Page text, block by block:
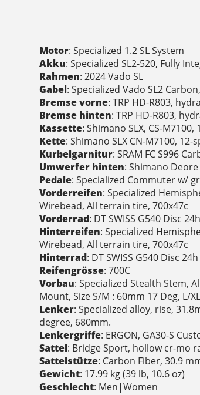
Motor: Specialized 1.2 SL System
Akku: Specialized SL2-520, Fully
Rahmen: 2024 Vado SL
Gabel: Specialized Vado SL2
Bremse vorne: TRP HD-R803,
Bremse hinten: TRP HD-R803,
Kassette: Shimano SLX, CS-
Kette: Shimano SLX CN-M7100, 12-
Kurbelgarnitur: SRAM FC S996
Umwerfer hinten: Shimano
Pedale: Specialized Commuter w/
Vorderreifen: Specialized
Wirebead, All terrain tire, 700x47c
Vorderrad: DT SWISS G540 Disc
Hinterreifen: Specialized
Wirebead, All terrain tire, 700x47c
Hinterrad: DT SWISS G540 Disc
Reifengrösse: 700C
Vorbau: Specialized Stealth Stem,
Mount, Size S/M : 60mm 17 Deg, L/
Lenker: Specialized alloy, rise,
degree, 680mm.
Lenkergriffe: ERGON, GA30-S
Sattel: Bridge Sport, hollow cr-mo
Sattelstütze: Carbon Fiber, 30.9
Gewicht: 17.99 kg (39 lb, 10.6 oz)
Geschlecht: Men|Women